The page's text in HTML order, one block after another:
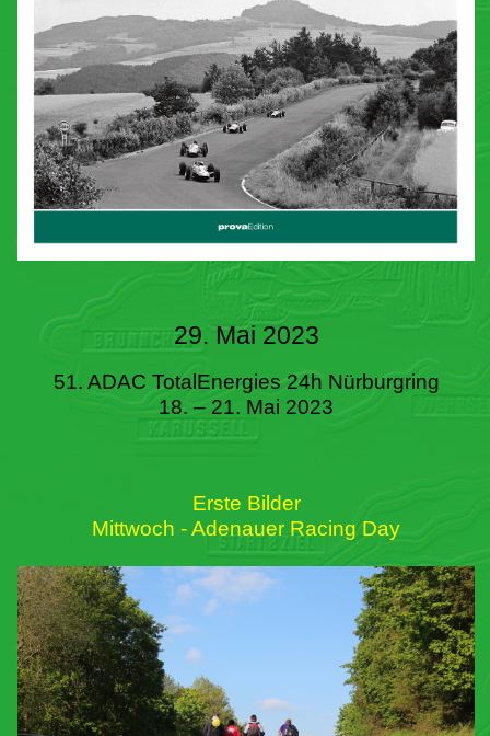
29. Mai 2023
51. ADAC TotalEnergies 24h Nürburgring
18. – 21. Mai 2023
Erste Bilder
Mittwoch - Adenauer Racing Day